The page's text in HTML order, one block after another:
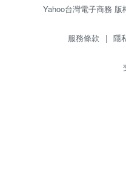
Yahoo台灣電子商務
服務條款 | 隱